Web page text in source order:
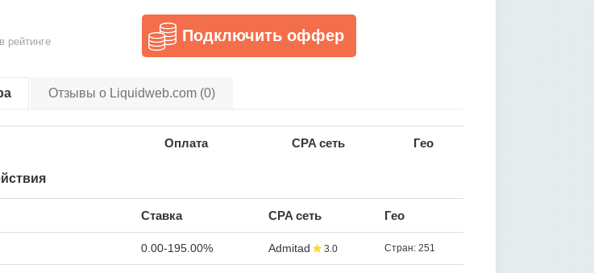
рейтинге Подключить оффер
Отзывы о Liquidweb.com (0)
Оплата CPA сеть Гео
Ставка CPA сеть Гео
0.00-195.00% Admitad 3.0 Стран: 251